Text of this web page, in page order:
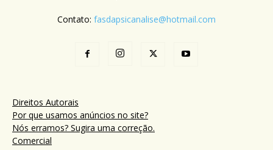
Contato: fasdapsicanalise@hotmail.com
Direitos Autorais
Por que usamos anúncios no site?
Nós erramos? Sugira uma correção.
Comercial